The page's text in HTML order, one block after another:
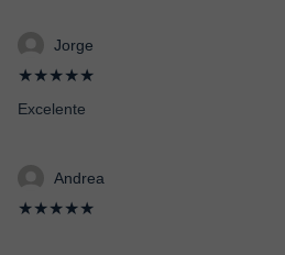
Jorge
★★★★★
Excelente
Andrea
★★★★★